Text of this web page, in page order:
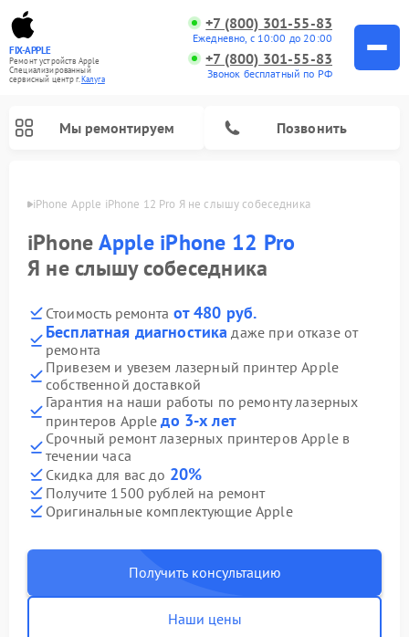
FIX-APPLE
Ремонт устройств Apple
Специализированный
cервисный центр г.Калуга
+7 (800) 301-55-83
Ежедневно, с 10:00 до 20:00
+7 (800) 301-55-83
Звонок бесплатный по РФ
Мы ремонтируем Позвонить
iPhone Apple iPhone 12 Pro Я не слышу собеседника
iPhoneApple iPhone 12 Pro
Я не слышу собеседника
Стоимость ремонта от 480 руб.
Бесплатная диагностика даже при отказе от
ремонта
Привезем и увезем лазерный принтер Apple
собственной доставкой
Гарантия на наши работы по ремонту лазерных
принтеров Appleдо 3-х лет
Срочный ремонт лазерных принтеров Apple в
течении часа
Скидка для вас до 20%
Получите 1500 рублей на ремонт
Оригинальные комплектующие Apple
Получить консультацию
Наши цены